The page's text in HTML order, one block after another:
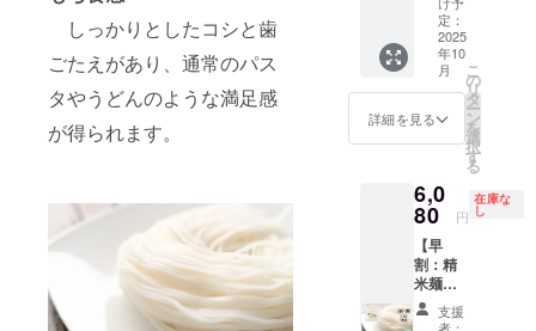
しっかりとしたコシと歯
ごたえがあり、通常のパス
タやうどんのような満足感
が得られます。
産 馬鈴
薯でん
保存方
法：直
射日
光・高
温多湿
を避け
てくだ
さい ・
原材
料：米
（特別
栽培
米、千
製造後6
か月 ・
保存方
法：直
射日
光・高
所にて
保存し
さい ・
原材
料：米
（特別
栽培
の企業
スポン
サーに
なれる
権利で
す。 企
業スポ
HPに企
業名と
リンク
を掲載
させて
いただ
きま
す。 ※
定：
2025
年10
月
詳細を見る
こ
の
リ
タ
ー
ン
を
選
択
す
る
6,0
80 円
在庫な
し
【早
割：精
米麺：
細麺1.5
ミリ14
支援